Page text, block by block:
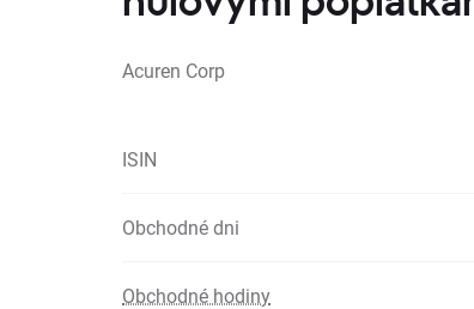
Acuren Corp
ISIN
Obchodné dni
Obchodné hodiny